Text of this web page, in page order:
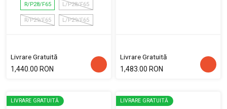
R/P28/F65 L/P28/F65
R/P29/F65 L/P29/F65
Livrare Gratuită
1,440.00 RON
Livrare Gratuită
1,483.00 RON
LIVRARE GRATUITĂ LIVRARE GRATUITĂ